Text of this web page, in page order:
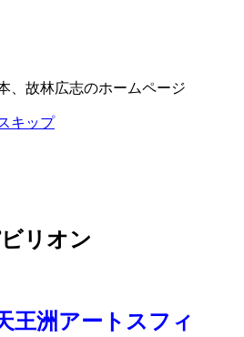
、故林広志のホームページ
キップ
リオン
王洲アートスフィ